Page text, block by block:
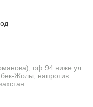
оф 94 ниже ул.
Жолы, напротив